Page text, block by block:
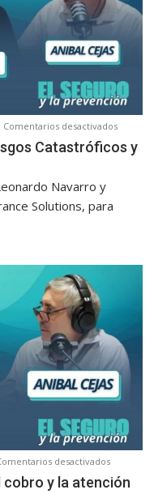
Comentarios desactivadosen
de
Catastróficos y
Navarro y
Solutions, para
desactivadosen
Así
cobro y la atención